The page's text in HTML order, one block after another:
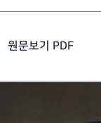
원문보기 PDF